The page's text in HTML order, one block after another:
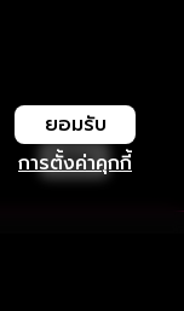
การตั้งค่าคุกกี้
ยอมรับ
เปิด